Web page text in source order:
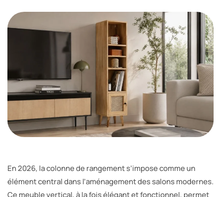
En 2026, la colonne de rangement s’impose comme un
élément central dans l’aménagement des salons modernes.
Ce meuble vertical, à la fois élégant et fonctionnel, permet